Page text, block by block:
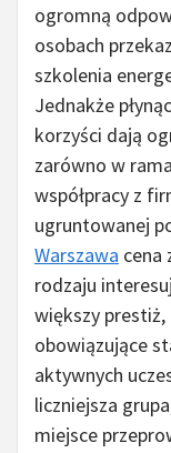
ogromną
osobach
szkolenia
Jednakże
korzyści dają
zarówno w
współpracy z
ugruntowanej
Warszawa cena
rodzaju
większy
obowiązujące
aktywnych
liczniejsza
miejsce